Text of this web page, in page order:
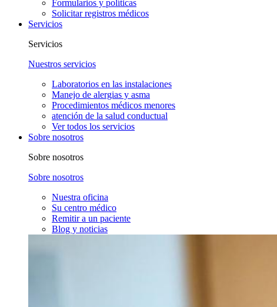
Formularios y políticas
Solicitar registros médicos
Servicios
Servicios
Nuestros servicios
Laboratorios en las instalaciones
Manejo de alergias y asma
Procedimientos médicos menores
atención de la salud conductual
Ver todos los servicios
Sobre nosotros
Sobre nosotros
Sobre nosotros
Nuestra oficina
Su centro médico
Remitir a un paciente
Blog y noticias